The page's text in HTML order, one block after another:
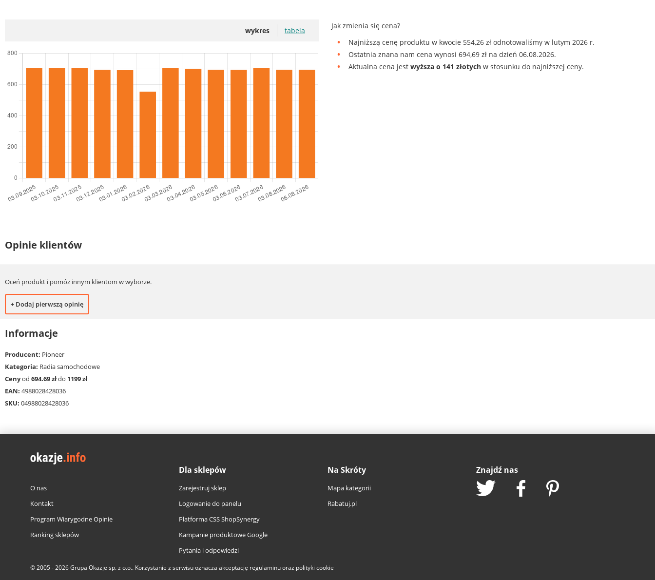
wykres tabela
Jak zmienia się cena?
Najniższą cenę produktu w kwocie 554,26 zł odnotowaliśmy w lutym 2026 r.
Ostatnia znana nam cena wynosi 694,69 zł na dzień 06.08.2026.
Aktualna cena jestwyższa o 141 złotych w stosunku do najniższej ceny.
Opinie klientów
Oceń produkt i pomóż innym klientom w wyborze.
+ Dodaj pierwszą opinię
Informacje
Producent: Pioneer
Kategoria: Radia samochodowe
Cenyod 694.69 złdo 1199 zł
EAN: 4988028428036
SKU: 04988028428036
O nas
Kontakt
Program Wiarygodne Opinie
Ranking sklepów
Dla sklepów
Zarejestruj sklep
Logowanie do panelu
Platforma CSS ShopSynergy
Kampanie produktowe Google
Pytania i odpowiedzi
Na Skróty
Mapa kategorii
Rabatuj.pl
Znajdź nas
© 2005 - 2026Grupa Okazje sp. z o.o.. Korzystanie z serwisu oznacza akceptację regulaminuoraz polityki cookie